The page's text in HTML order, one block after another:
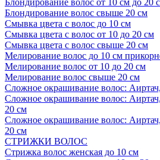
Блондирование волос от 10 см до 20
Блондирование волос свыше 20 см
Смывка цвета с волос до 10 см
Смывка цвета с волос от 10 до 20 см
Смывка цвета с волос свыше 20 см
Мелирование волос до 10 см
Мелирование волос от 10 до 20 см
Мелирование волос свыше 20 см
Сложное окрашивание волос:
Сложное окрашивание волос:
20 см
Сложное окрашивание волос:
20 см
СТРИЖКИ ВОЛОС
Стрижка волос женская до 10 см